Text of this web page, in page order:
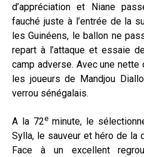
d’appréciation et Niane
fauché juste à l’entrée de la
les Guinéens, le ballon ne
repart à l’attaque et essaie
camp adverse. Avec une nette
les joueurs de Mandjou
verrou sénégalais.
A la 72eminute, le
Sylla, le sauveur et héro de la
Face à un excellent